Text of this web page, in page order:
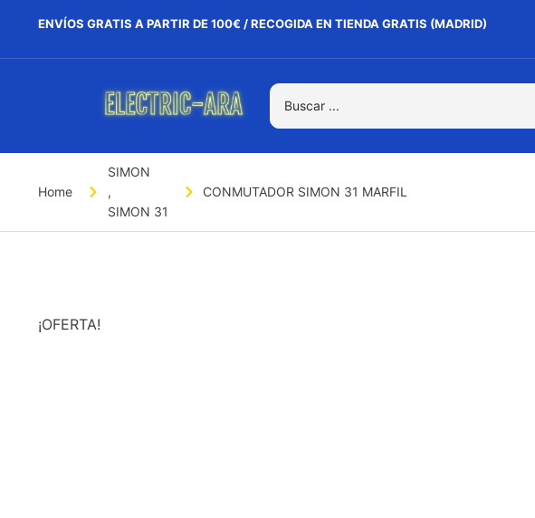
ENVÍOS GRATIS A PARTIR DE 100€ / RECOGIDA EN TIENDA GRATIS (MADRID)
Home
SIMON
,
SIMON 31
CONMUTADOR SIMON 31 MARFIL
¡OFERTA!